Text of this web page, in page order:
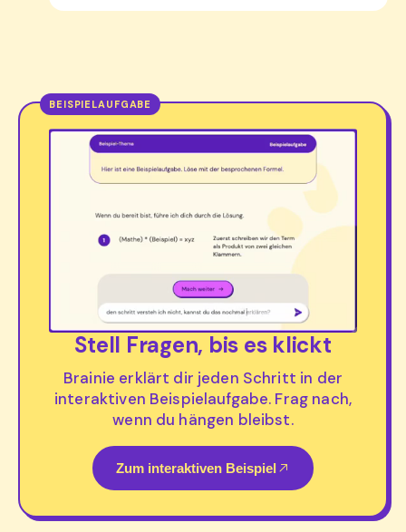
Stell Fragen, bis es klickt
Brainie erklärt dir jeden Schritt in der
interaktiven Beispielaufgabe. Frag nach,
wenn du hängen bleibst.
Zum interaktiven Beispiel